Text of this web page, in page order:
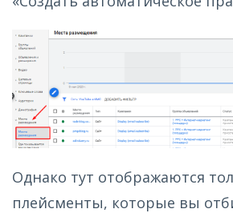
Однако тут отображаются
плейсменты, которые вы